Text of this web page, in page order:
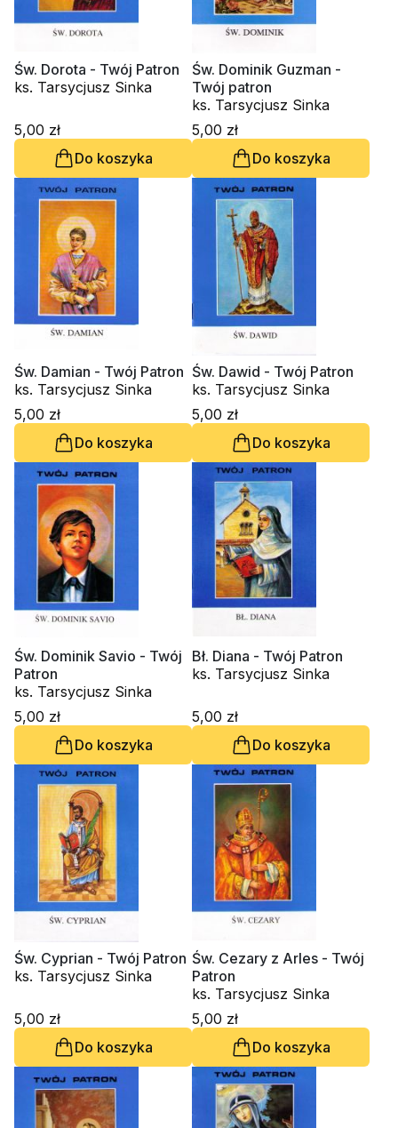
Św. Dorota - Twój Patron
ks. Tarsycjusz Sinka
5,00 zł
Do koszyka
Św. Dominik Guzman -
Twój patron
ks. Tarsycjusz Sinka
5,00 zł
Do koszyka
Św. Damian - Twój Patron
ks. Tarsycjusz Sinka
5,00 zł
Do koszyka
Św. Dawid - Twój Patron
ks. Tarsycjusz Sinka
5,00 zł
Do koszyka
Św. Dominik Savio - Twój
Patron
ks. Tarsycjusz Sinka
5,00 zł
Do koszyka
Bł. Diana - Twój Patron
ks. Tarsycjusz Sinka
5,00 zł
Do koszyka
Św. Cyprian - Twój Patron
ks. Tarsycjusz Sinka
5,00 zł
Do koszyka
Św. Cezary z Arles - Twój
Patron
ks. Tarsycjusz Sinka
5,00 zł
Do koszyka